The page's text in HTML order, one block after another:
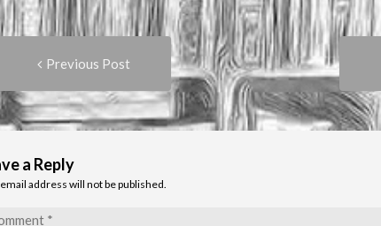
Previous Post
Previous
post:
a Reply
address will not be published.